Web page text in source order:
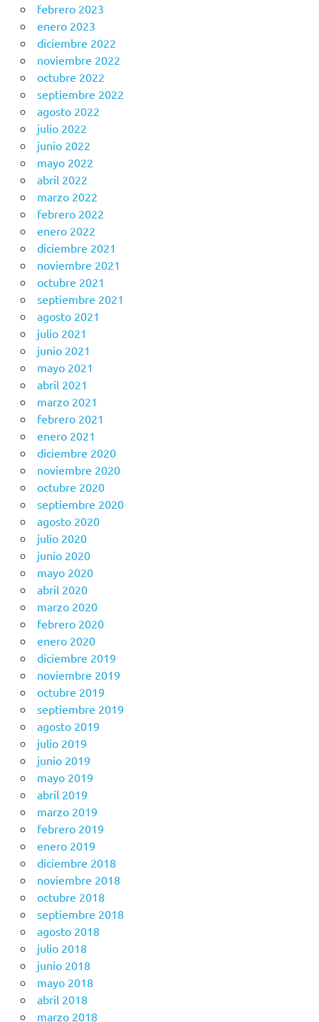
febrero 2023
enero 2023
diciembre 2022
noviembre 2022
octubre 2022
septiembre 2022
agosto 2022
julio 2022
junio 2022
mayo 2022
abril 2022
marzo 2022
febrero 2022
enero 2022
diciembre 2021
noviembre 2021
octubre 2021
septiembre 2021
agosto 2021
julio 2021
junio 2021
mayo 2021
abril 2021
marzo 2021
febrero 2021
enero 2021
diciembre 2020
noviembre 2020
octubre 2020
septiembre 2020
agosto 2020
julio 2020
junio 2020
mayo 2020
abril 2020
marzo 2020
febrero 2020
enero 2020
diciembre 2019
noviembre 2019
octubre 2019
septiembre 2019
agosto 2019
julio 2019
junio 2019
mayo 2019
abril 2019
marzo 2019
febrero 2019
enero 2019
diciembre 2018
noviembre 2018
octubre 2018
septiembre 2018
agosto 2018
julio 2018
junio 2018
mayo 2018
abril 2018
marzo 2018